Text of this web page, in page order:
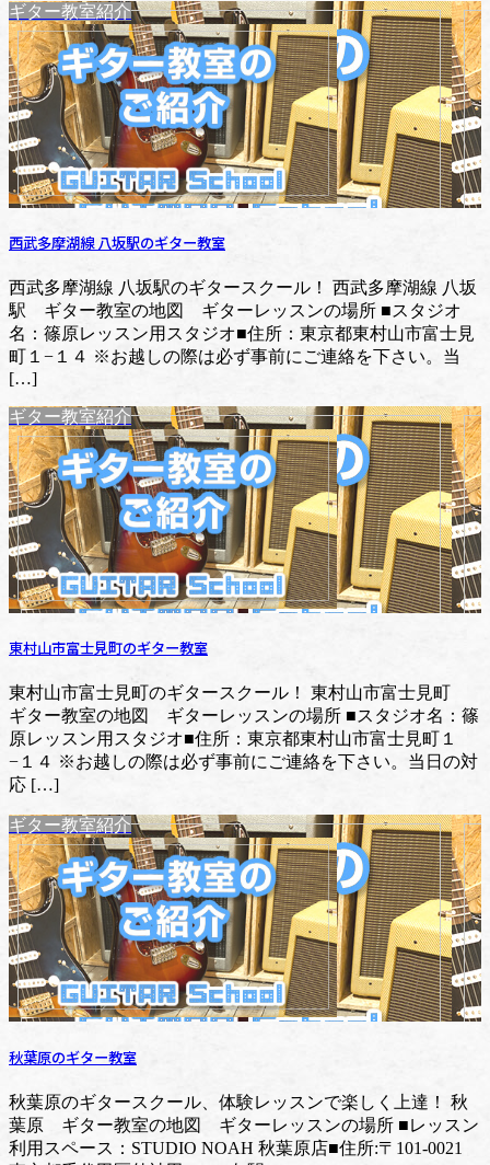
ギター教室紹介
西武多摩湖線 八坂駅のギター教室
西武多摩湖線 八坂駅のギタースクール！ 西武多摩湖線 八坂
駅 ギター教室の地図 ギターレッスンの場所 ■スタジオ
名：篠原レッスン用スタジオ■住所：東京都東村山市富士見
町１−１４ ※お越しの際は必ず事前にご連絡を下さい。当
[…]
ギター教室紹介
東村山市富士見町のギター教室
東村山市富士見町のギタースクール！ 東村山市富士見町
ギター教室の地図 ギターレッスンの場所 ■スタジオ名：篠
原レッスン用スタジオ■住所：東京都東村山市富士見町１
−１４ ※お越しの際は必ず事前にご連絡を下さい。当日の対
応 […]
ギター教室紹介
秋葉原のギター教室
秋葉原のギタースクール、体験レッスンで楽しく上達！ 秋
葉原 ギター教室の地図 ギターレッスンの場所 ■レッスン
利用スペース：STUDIO NOAH 秋葉原店■住所:〒101-0021